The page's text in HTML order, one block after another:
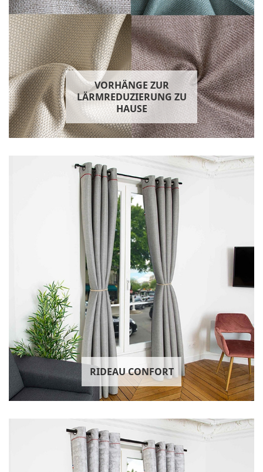
VORHÄNGE ZUR
LÄRMREDUZIERUNG ZU
HAUSE
RIDEAU CONFORT